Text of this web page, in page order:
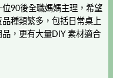
90後全職媽媽主理，希望
種類繁多，包括日常桌上
，更有大量DIY 素材適合